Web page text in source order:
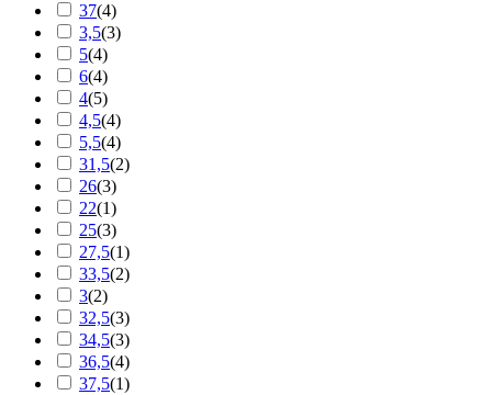
37(4)
3,5(3)
5(4)
6(4)
4(5)
4,5(4)
5,5(4)
31,5(2)
26(3)
22(1)
25(3)
27,5(1)
33,5(2)
3(2)
32,5(3)
34,5(3)
36,5(4)
37,5(1)